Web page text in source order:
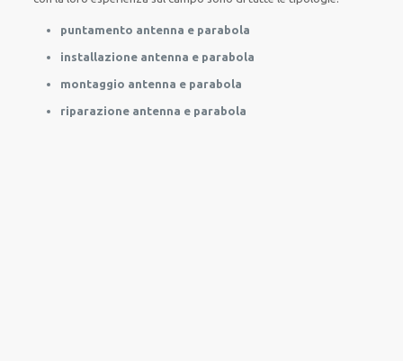
puntamento antenna e parabola
installazione antenna e parabola
montaggio antenna e parabola
riparazione antenna e parabola